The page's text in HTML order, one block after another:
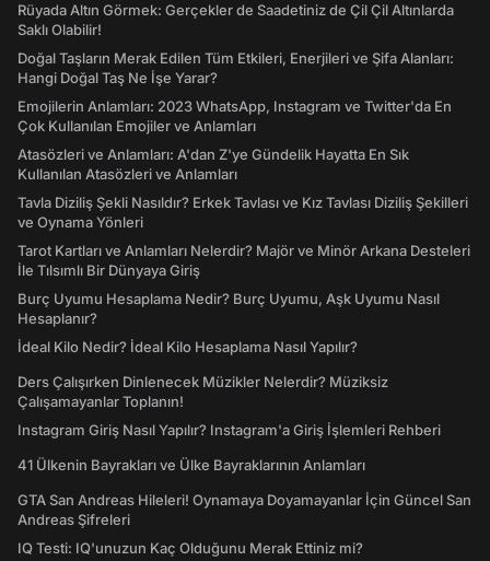
Rüyada Altın Görmek: Gerçekler de Saadetiniz de Çil Çil Altınlarda
Saklı Olabilir!
Doğal Taşların Merak Edilen Tüm Etkileri, Enerjileri ve Şifa Alanları:
Hangi Doğal Taş Ne İşe Yarar?
Emojilerin Anlamları: 2023 WhatsApp, Instagram ve Twitter'da En
Çok Kullanılan Emojiler ve Anlamları
Atasözleri ve Anlamları: A'dan Z'ye Gündelik Hayatta En Sık
Kullanılan Atasözleri ve Anlamları
Tavla Diziliş Şekli Nasıldır? Erkek Tavlası ve Kız Tavlası Diziliş Şekilleri
ve Oynama Yönleri
Tarot Kartları ve Anlamları Nelerdir? Majör ve Minör Arkana Desteleri
İle Tılsımlı Bir Dünyaya Giriş
Burç Uyumu Hesaplama Nedir? Burç Uyumu, Aşk Uyumu Nasıl
Hesaplanır?
İdeal Kilo Nedir? İdeal Kilo Hesaplama Nasıl Yapılır?
Ders Çalışırken Dinlenecek Müzikler Nelerdir? Müziksiz
Çalışamayanlar Toplanın!
Instagram Giriş Nasıl Yapılır? Instagram'a Giriş İşlemleri Rehberi
41 Ülkenin Bayrakları ve Ülke Bayraklarının Anlamları
GTA San Andreas Hileleri! Oynamaya Doyamayanlar İçin Güncel San
Andreas Şifreleri
IQ Testi: IQ'unuzun Kaç Olduğunu Merak Ettiniz mi?